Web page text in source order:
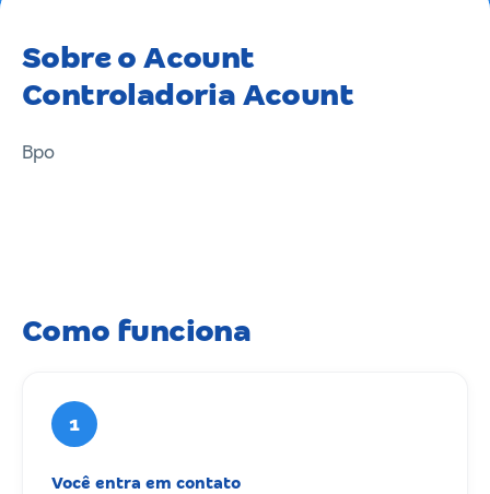
Sobre o Acount
Controladoria Acount
Bpo
Como funciona
1
Você entra em contato